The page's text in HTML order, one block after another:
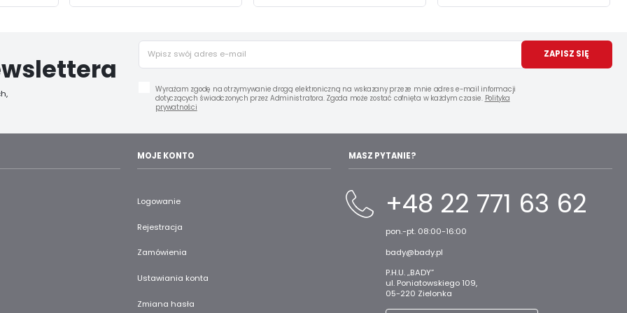
ZAPISZ SIĘ
Wyrażam zgodę na otrzymywanie drogą elektroniczną na wskazany przeze mnie adres e-mail informacji
dotyczących świadczonych przez Administratora. Zgoda może zostać cofnięta w każdym czasie. Polityka
prywatności
MOJE KONTO
Logowanie
Rejestracja
Zamówienia
Ustawiania konta
Zmiana hasła
MASZ PYTANIE?
+48 22 771 63 62
pon.-pt. 08:00-16:00
bady@bady.pl
P.H.U. „BADY”
ul. Poniatowskiego 109,
05-220 Zielonka